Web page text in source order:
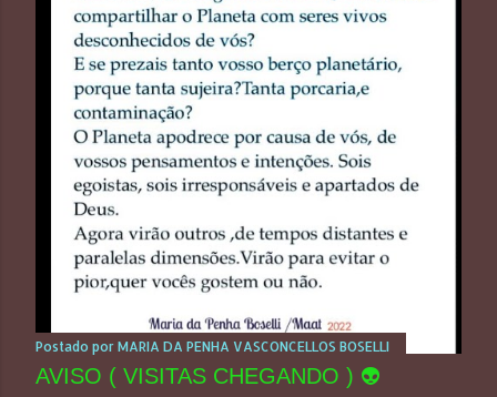
Postado por MARIA DA PENHA VASCONCELLOS BOSELLI
AVISO ( VISITAS CHEGANDO ) 👽